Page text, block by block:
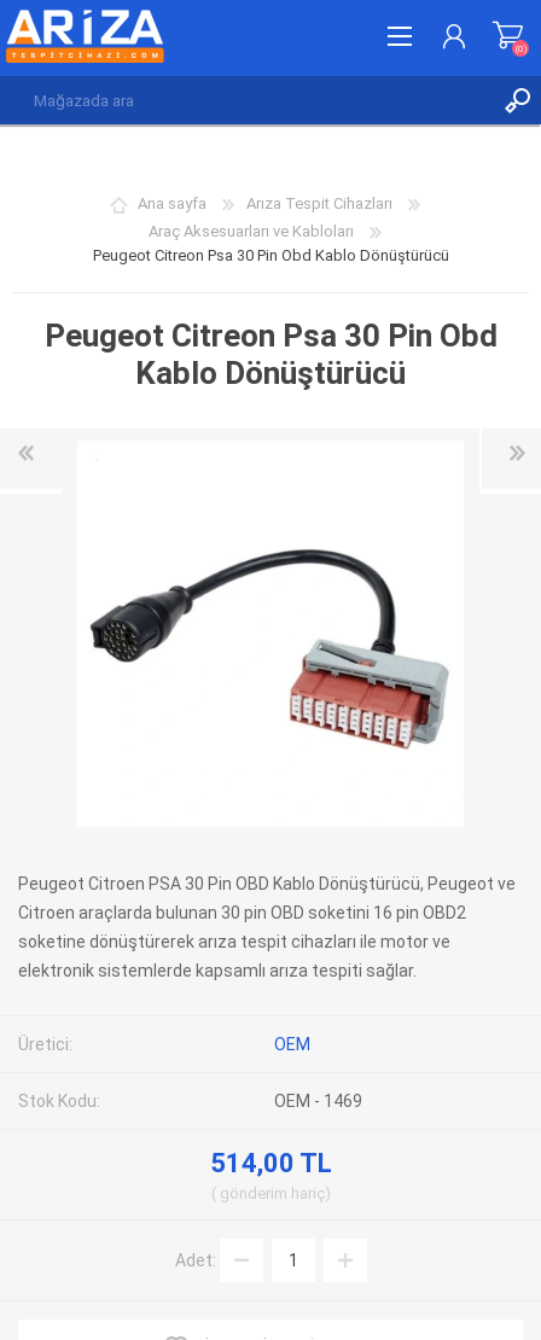
(0)
(0)
Ana sayfa
Arıza Tespit Cihazları
Araç Aksesuarları ve Kabloları
Peugeot Citreon Psa 30 Pin Obd Kablo Dönüştürücü
Peugeot Citreon Psa 30 Pin Obd
Kablo Dönüştürücü
Peugeot Citroen PSA 30 Pin OBD Kablo Dönüştürücü, Peugeot ve
Citroen araçlarda bulunan 30 pin OBD soketini 16 pin OBD2
soketine dönüştürerek arıza tespit cihazları ile motor ve
elektronik sistemlerde kapsamlı arıza tespiti sağlar.
Üretici: OEM
Stok Kodu: OEM - 1469
514,00 TL
gönderim hariç
Adet: